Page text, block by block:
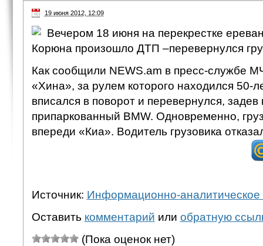
19 июня 2012, 12:09
Вечером 18 июня на перекрестке
Корюна произошло ДТП –перевернулся
Как сообщили NEWS.am в пресс-службе
«Хина», за рулем которого находился 50-
вписался в поворот и перевернулся, задев
припаркованный BMW. Одновременно,
впереди «Киа». Водитель грузовика
Источник: Информационно-аналитическое
Оставить комментарий или обратную
(Пока оценок нет)